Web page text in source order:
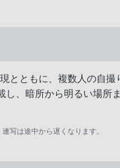
とともに、複数人の自
し、暗所から明るい場所
写は途中から遅くなります。